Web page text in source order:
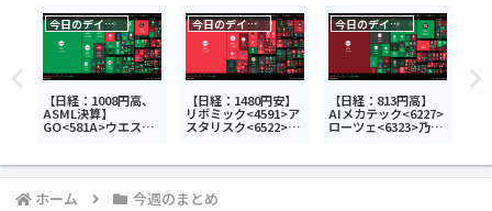
9
今日のデイトレ
【日経：1008円高、
ASML決算】
GO<581A>ウエスト
<7888>今日のデイト
レ7月15日
今日のデイトレ
【日経：1480円安】
リボミック<4591>ア
スタリスク<6522>ト
デイトレ7月7日
今日のデイトレ
【日経：813円高】
AIメカテック<6227>
ローツェ<6323>乃村
導
ホーム 今週のまとめ